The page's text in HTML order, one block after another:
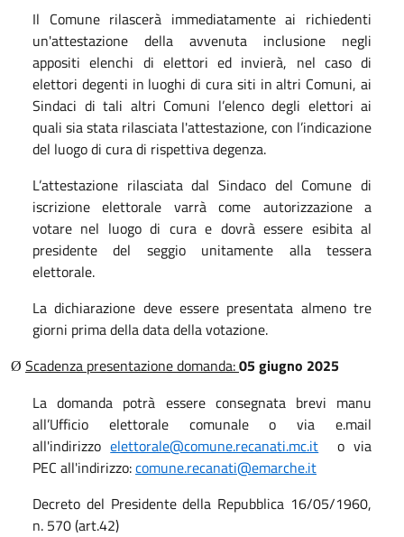
Il Comune rilascerà immediatamente ai richiedenti
un'attestazione della avvenuta inclusione negli
appositi elenchi di elettori ed invierà, nel caso di
elettori degenti in luoghi di cura siti in altri Comuni, ai
Sindaci di tali altri Comuni l’elenco degli elettori ai
quali sia stata rilasciata l'attestazione, con l’indicazione
del luogo di cura di rispettiva degenza.
L’attestazione rilasciata dal Sindaco del Comune di
iscrizione elettorale varrà come autorizzazione a
votare nel luogo di cura e dovrà essere esibita al
presidente del seggio unitamente alla tessera
elettorale.
La dichiarazione deve essere presentata almeno tre
giorni prima della data della votazione.
Ø Scadenza presentazione domanda:05 giugno 2025
La domanda potrà essere consegnata brevi manu
all’Ufficio elettorale comunale o via e.mail
all'indirizzoelettorale@comune.recanati.mc.it o via
PEC all'indirizzo:comune.recanati@emarche.it
Decreto del Presidente della Repubblica 16/05/1960,
n. 570 (art.42)